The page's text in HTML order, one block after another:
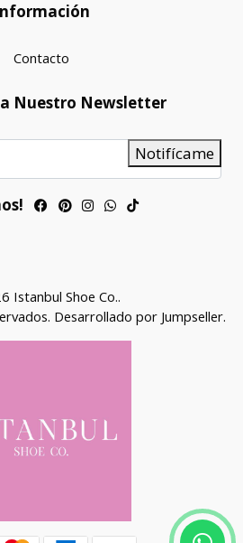
Contacto
Nuestro Newsletter
Notifícame
Istanbul Shoe Co..
Desarrollado por Jumpseller.